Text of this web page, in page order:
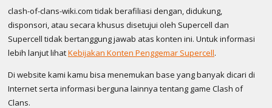
clash-of-clans-wiki.com tidak berafiliasi dengan, didukung,
disponsori, atau secara khusus disetujui oleh Supercell dan
Supercell tidak bertanggung jawab atas konten ini. Untuk informasi
lebih lanjut lihatKebijakan Konten Penggemar Supercell.
Di website kami kamu bisa menemukan base yang banyak dicari di
Internet serta informasi berguna lainnya tentang game Clash of
Clans.